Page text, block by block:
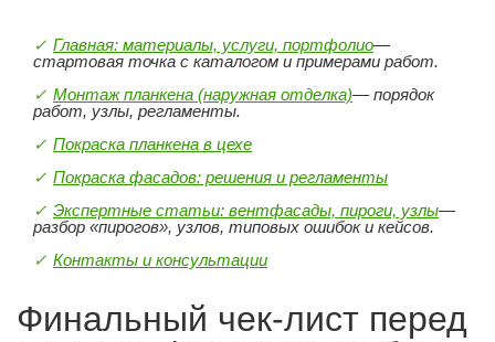
Главная: материалы, услуги, портфолио—
стартовая точка с каталогом и примерами работ.
Монтаж планкена (наружная отделка)— порядок
работ, узлы, регламенты.
Покраска планкена в цехе
Покраска фасадов: решения и регламенты
Экспертные статьи: вентфасады, пироги, узлы—
разбор «пирогов», узлов, типовых ошибок и кейсов.
Контакты и консультации
Финальный чек-лист перед